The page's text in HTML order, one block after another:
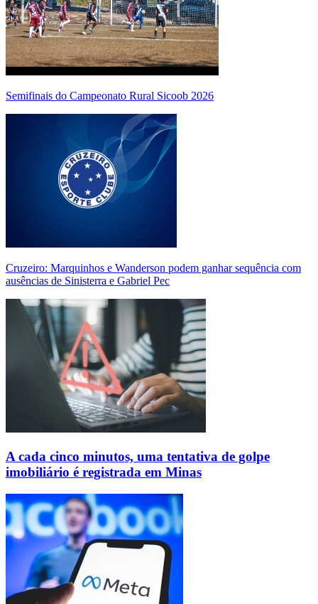
Semifinais do Campeonato Rural Sicoob 2026
Cruzeiro: Marquinhos e Wanderson podem ganhar sequência com
ausências de Sinisterra e Gabriel Pec
A cada cinco minutos, uma tentativa de golpe
imobiliário é registrada em Minas